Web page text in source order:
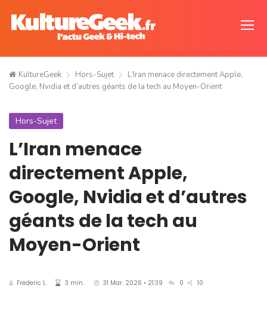
KultureGeek Hors-Sujet
L’Iran menace directement Apple,
Google, Nvidia et d’autres géants de la tech au Moyen-Orient
Hors-Sujet
L’Iran menace
directement Apple,
Google, Nvidia et d’autres
géants de la tech au
Moyen-Orient
Frederic L. 3 min. 31 Mar. 2026 • 21:39 0 10